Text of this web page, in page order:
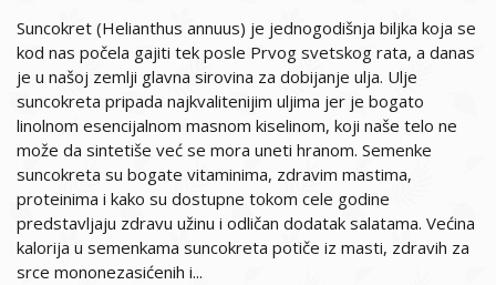
Suncokret (Helianthus annuus) je jednogodišnja biljka koja se
kod nas počela gajiti tek posle Prvog svetskog rata, a danas
je u našoj zemlji glavna sirovina za dobijanje ulja. Ulje
suncokreta pripada najkvalitenijim uljima jer je bogato
linolnom esencijalnom masnom kiselinom, koji naše telo ne
može da sintetiše već se mora uneti hranom. Semenke
suncokreta su bogate vitaminima, zdravim mastima,
proteinima i kako su dostupne tokom cele godine
predstavljaju zdravu užinu i odličan dodatak salatama. Većina
kalorija u semenkama suncokreta potiče iz masti, zdravih za
srce mononezasićenih i...